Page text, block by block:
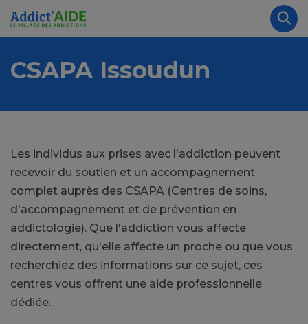
Aller au contenu principal
CSAPA Issoudun
Les individus aux prises avec l'addiction peuvent
recevoir du soutien et un accompagnement
complet auprès des CSAPA (Centres de soins,
d'accompagnement et de prévention en
addictologie). Que l'addiction vous affecte
directement, qu'elle affecte un proche ou que vous
recherchiez des informations sur ce sujet, ces
centres vous offrent une aide professionnelle
dédiée.
Panneau de gestion des cookies